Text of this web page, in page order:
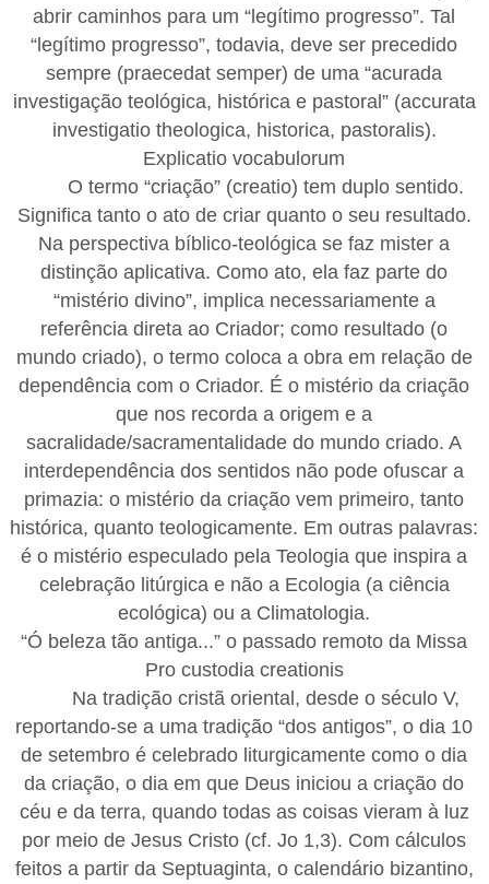
abrir caminhos para um “legítimo progresso”. Tal
“legítimo progresso”, todavia, deve ser precedido
sempre (praecedat semper) de uma “acurada
investigação teológica, histórica e pastoral” (accurata
investigatio theologica, historica, pastoralis).
Explicatio vocabulorum
O termo “criação” (creatio) tem duplo sentido.
Significa tanto o ato de criar quanto o seu resultado.
Na perspectiva bíblico-teológica se faz mister a
distinção aplicativa. Como ato, ela faz parte do
“mistério divino”, implica necessariamente a
referência direta ao Criador; como resultado (o
mundo criado), o termo coloca a obra em relação de
dependência com o Criador. É o mistério da criação
que nos recorda a origem e a
sacralidade/sacramentalidade do mundo criado. A
interdependência dos sentidos não pode ofuscar a
primazia: o mistério da criação vem primeiro, tanto
histórica, quanto teologicamente. Em outras palavras:
é o mistério especulado pela Teologia que inspira a
celebração litúrgica e não a Ecologia (a ciência
ecológica) ou a Climatologia.
“Ó beleza tão antiga...” o passado remoto da Missa
Pro custodia creationis
Na tradição cristã oriental, desde o século V,
reportando-se a uma tradição “dos antigos”, o dia 10
de setembro é celebrado liturgicamente como o dia
da criação, o dia em que Deus iniciou a criação do
céu e da terra, quando todas as coisas vieram à luz
por meio de Jesus Cristo (cf. Jo 1,3). Com cálculos
feitos a partir da Septuaginta, o calendário bizantino,